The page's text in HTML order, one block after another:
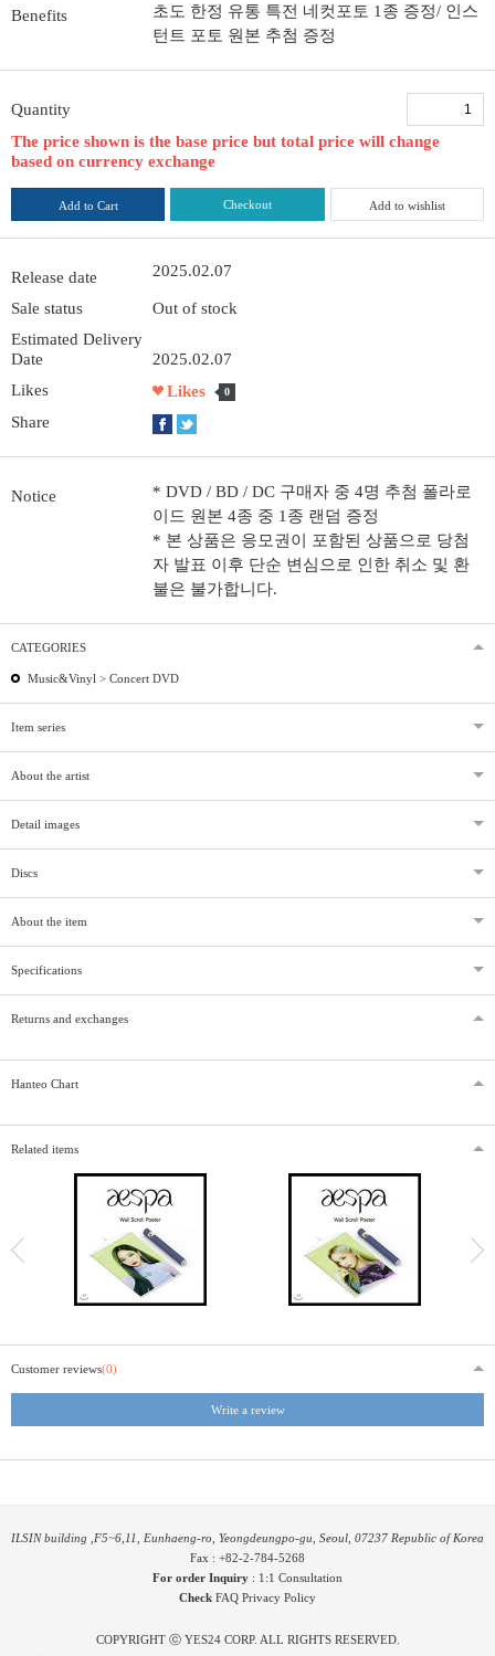
Benefits
초도 한정 유통 특전 네컷포토 1종 증정/ 인스
턴트 포토 원본 추첨 증정
Quantity
The price shown is the base price but total price will change
based on currency exchange
Add to Cart Checkout Add to wishlist
Release date 2025.02.07
Sale status
Out of stock
Estimated Delivery
Date
2025.02.07
Likes
Likes 0
Share
Notice
* DVD / BD / DC 구매자 중 4명 추첨 폴라로
이드 원본 4종 중 1종 랜덤 증정
* 본 상품은 응모권이 포함된 상품으로 당첨
자 발표 이후 단순 변심으로 인한 취소 및 환
불은 불가합니다.
CATEGORIES
Music&Vinyl > Concert DVD
Item series
About the artist
Detail images
Discs
About the item
Specifications
Returns and exchanges
Hanteo Chart
Related items
Customer reviews(0)
Write a review
ILSIN building ,F5~6,11, Eunhaeng-ro, Yeongdeungpo-gu, Seoul, 07237 Republic of Korea
Fax : +82-2-784-5268
For order Inquiry : 1:1 Consultation
Check FAQ Privacy Policy
COPYRIGHT ⓒ YES24 CORP. ALL RIGHTS RESERVED.